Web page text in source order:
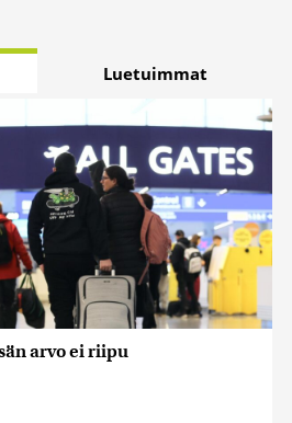
Luetuimmat
arvo ei riipu